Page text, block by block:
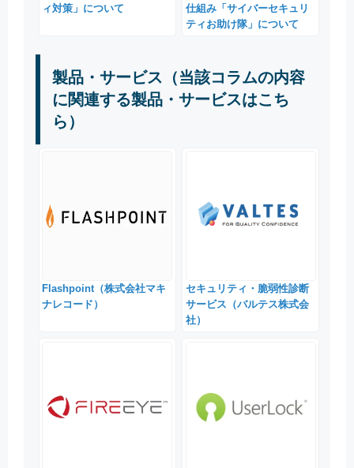
ィ対策」について
仕組み「サイバーセキュリ
ティお助け隊」について
製品・サービス（当該コラムの内容
に関連する製品・サービスはこち
ら）
Flashpoint（株式会社マキ
ナレコード）
セキュリティ・脆弱性診断
サービス（バルテス株式会
社）